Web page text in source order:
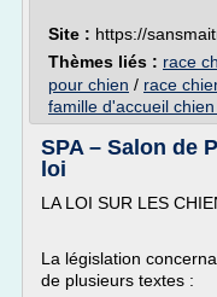
Site : https://
Thèmes liés : race
pour chien / race
famille d'accueil
SPA – Salon de
loi
LA LOI SUR LES
La législation
de plusieurs textes :